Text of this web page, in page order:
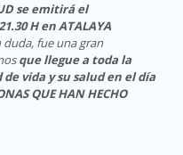
se emitirá el
H en ATALAYA
duda, fue una gran
que llegue a toda la
vida y su salud en el día
QUE HAN HECHO